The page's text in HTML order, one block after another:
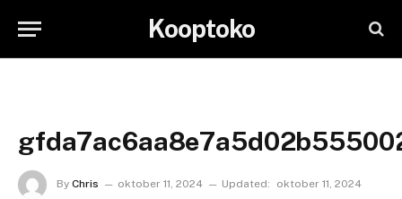
Kooptoko
By Chris oktober 11, 2024 Updated:
oktober 11, 2024